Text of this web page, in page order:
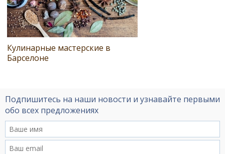
Кулинарные мастерские в
Барселоне
Подпишитесь на наши новости и узнавайте первыми
обо всех предложениях